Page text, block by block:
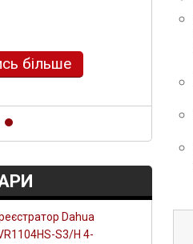
більше
Dahua
S3/H 4-